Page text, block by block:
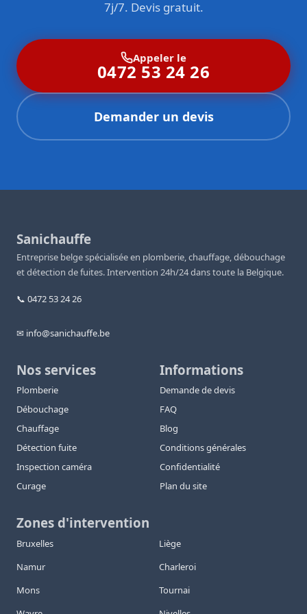
7j/7. Devis gratuit.
Appeler le
0472 53 24 26
Demander un devis
Sanichauffe
Entreprise belge spécialisée en plomberie, chauffage, débouchage
et détection de fuites. Intervention 24h/24 dans toute la Belgique.
📞 0472 53 24 26
✉ info@sanichauffe.be
Nos services
Plomberie
Débouchage
Chauffage
Détection fuite
Inspection caméra
Curage
Informations
Demande de devis
FAQ
Blog
Conditions générales
Confidentialité
Plan du site
Zones d'intervention
Bruxelles
Liège
Namur
Charleroi
Mons
Tournai